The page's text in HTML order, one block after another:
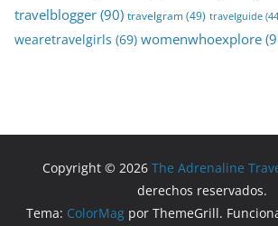
travelblogger (90) travelgram(49) travelguide
wearetravelgirls (69) womenwhoexplore
Copyright © 2026 The Adrenaline
derechos reservados.
Tema: ColorMagpor ThemeGrill.